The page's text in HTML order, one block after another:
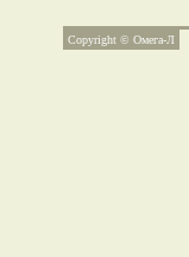
Copyright © Омега-Л